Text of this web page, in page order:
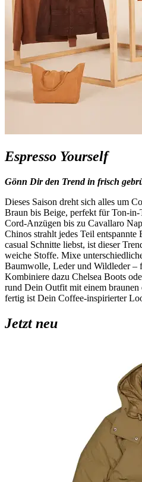
Espresso Yourself
Gönn Dir den Trend in frisch
Dieses Saison dreht sich alles um
Braun bis Beige, perfekt für Ton-
Cord-Anzügen bis zu Cavallaro
Chinos strahlt jedes Teil entspannte
casual Schnitte liebst, ist dieser
weiche Stoffe. Mixe
Baumwolle, Leder und Wildleder –
Kombiniere dazu Chelsea Boots
rund Dein Outfit mit einem braunen
fertig ist Dein Coffee-inspirierter
Jetzt neu